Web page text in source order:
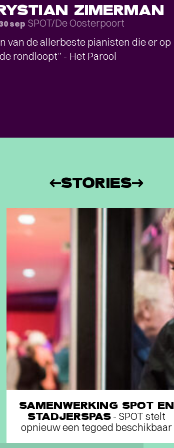
ZIMERMAN
sep SPOT/De Oosterpoort
van de allerbeste pianisten die er op
rondloopt” - Het Parool
STORIES
SAMENWERKING SPOT EN
STADJERSPAS - SPOT stelt
opnieuw een tegoed beschikbaar